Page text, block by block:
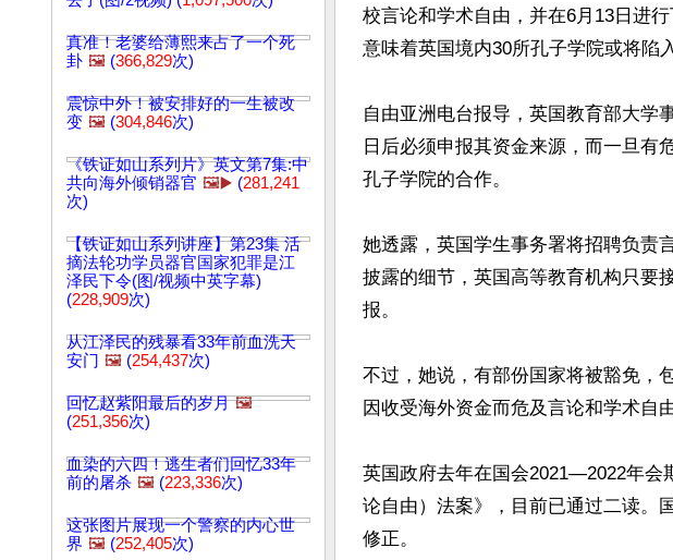
真准！老婆给薄熙来占了一个死
卦 🖼️ (366,829次)
震惊中外！被安排好的一生被改
变 🖼️ (304,846次)
《铁证如山系列片》英文第7集:中
共向海外倾销器官 🖼️▶️ (281,241
次)
【铁证如山系列讲座】第23集 活
摘法轮功学员器官国家犯罪是江
泽民下令(图/视频中英字幕)
(228,909次)
从江泽民的残暴看33年前血洗天
安门 🖼️ (254,437次)
回忆赵紫阳最后的岁月 🖼️
(251,356次)
血染的六四！逃生者们回忆33年
前的屠杀 🖼️ (223,336次)
这张图片展现一个警察的内心世
界 🖼️ (252,405次)
校言论和学术自由，并在6月13日进
意味着英国境内30所孔子学院或将陷
自由亚洲电台报导，英国教育部大学
日后必须申报其资金来源，而一旦有
孔子学院的合作。
她透露，英国学生事务署将招聘负责
披露的细节，英国高等教育机构只要
报。
不过，她说，有部份国家将被豁免，
因收受海外资金而危及言论和学术自
英国政府去年在国会2021—2022年会
论自由）法案》，目前已通过二读。
修正。